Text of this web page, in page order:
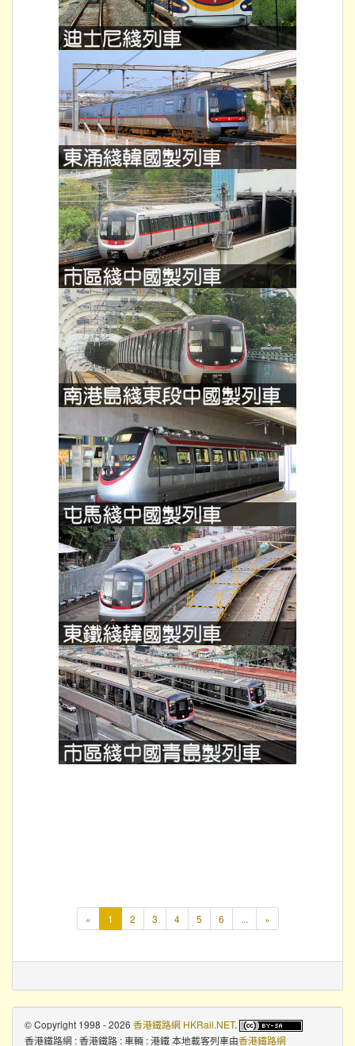
« 1
頁
2 3 4 5 6 ... »
© Copyright 1998 - 2026 香港鐵路網 HKRail.NET.
香港鐵路網 : 香港鐵路 : 車輛 : 港鐵 本地載客列車由香港鐵路網